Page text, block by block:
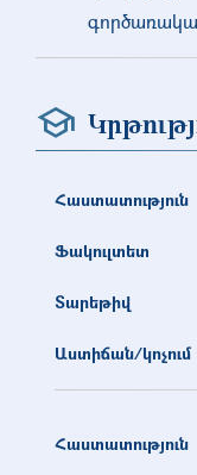
Հաստատություն
Ֆակուլտետ
Տարեթիվ
Աստիճան/կոչում
Հաստատություն